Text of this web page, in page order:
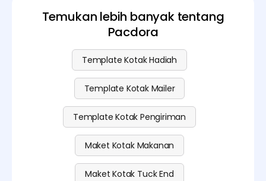
Temukan lebih banyak tentang
Pacdora
Template Kotak Hadiah
Template Kotak Mailer
Template Kotak Pengiriman
Maket Kotak Makanan
Maket Kotak Tuck End